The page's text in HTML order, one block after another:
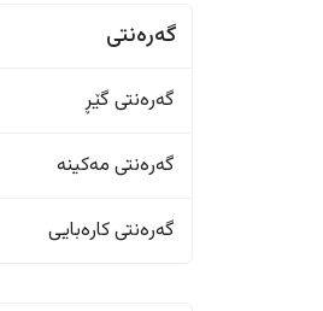
گەرەنتی
گەرەنتی گێڕ
گەرەنتی مەکینە
گەرەنتی کارەبایی